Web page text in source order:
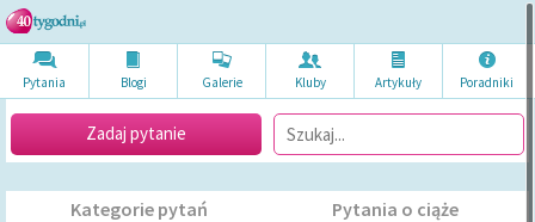
Pytania Blogi Galerie Kluby Artykuły Poradniki
Zadaj pytanie
Kategorie pytań Pytania o ciąże